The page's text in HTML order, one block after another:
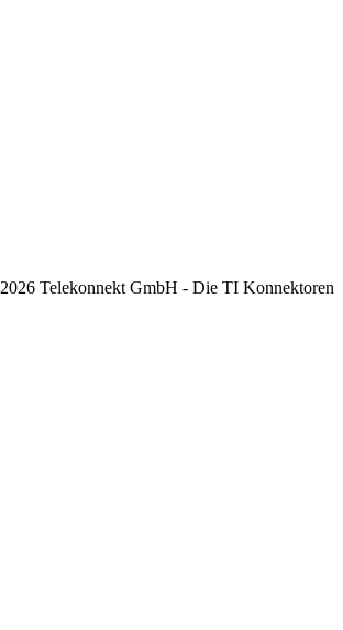
2026 Telekonnekt GmbH - Die TI Konnektoren